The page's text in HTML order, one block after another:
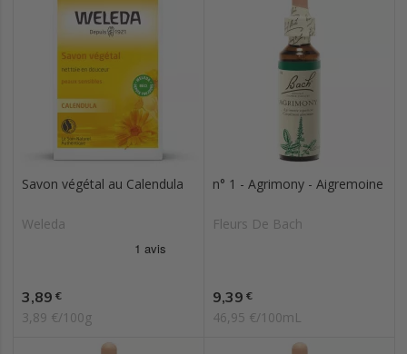
Savon végétal au Calendula
Weleda
Prix
3,89 €
3,89 €/100g
n° 1 - Agrimony - Aigremoine
Fleurs De Bach
Prix
9,39 €
46,95 €/100mL